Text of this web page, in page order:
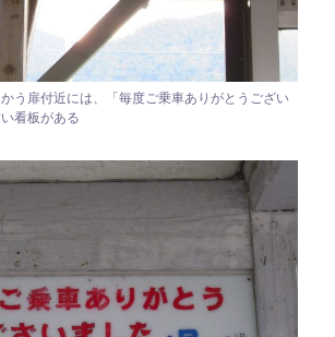
う扉付近には、「毎度ご乗車ありがとうござい
看板がある